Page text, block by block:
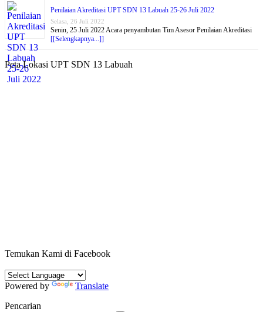
Penilaian Akreditasi UPT SDN 13 Labuah 25-26 Juli 2022
Selasa, 26 Juli 2022
Senin, 25 Juli 2022 Acara penyambutan Tim Asesor Penilaian Akreditasi
[[Selengkapnya...]]
Peta Lokasi UPT SDN 13 Labuah
Temukan Kami di Facebook
Powered by
Translate
Pencarian